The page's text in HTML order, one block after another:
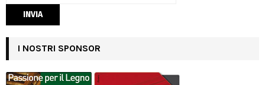
I NOSTRI SPONSOR